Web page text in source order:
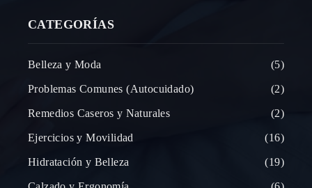
CATEGORÍAS
Belleza y Moda 5
Problemas Comunes (Autocuidado) 2
Remedios Caseros y Naturales 2
Ejercicios y Movilidad 16
Hidratación y Belleza 19